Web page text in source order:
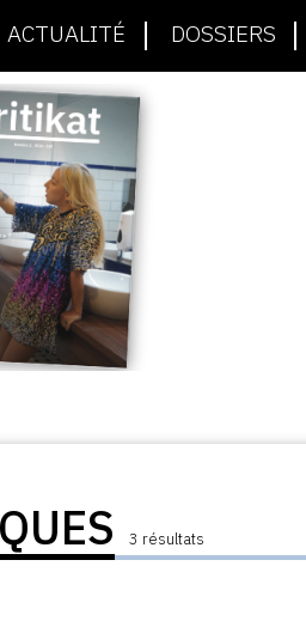
ACTUALITÉ DOSSIERS
3 résultats